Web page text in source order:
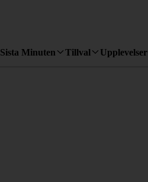
Sista Minuten Tillval Upplevelser